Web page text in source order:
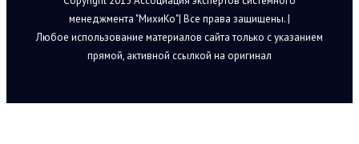
менеджмента "МихиКо"| Все права защищены. |
Любое использование материалов сайта только с указанием
прямой, активной ссылкой на оригинал